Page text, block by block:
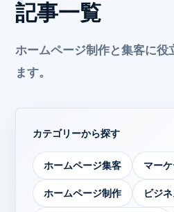
記事一覧
ホームページ制作と集客に役
ます。
カテゴリーから探す
ホームページ集客 マー
ホームページ制作 ビジ